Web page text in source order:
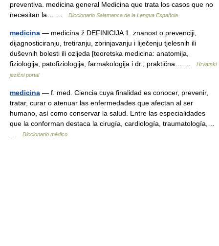
preventiva. medicina general Medicina que trata los casos que no
necesitan la… …
Diccionario Salamanca de la Lengua Española
medicina — medicína ž DEFINICIJA 1. znanost o prevenciji,
dijagnosticiranju, tretiranju, zbrinjavanju i liječenju tjelesnih ili
duševnih bolesti ili ozljeda [teoretska medicina: anatomija,
fiziologija, patofiziologija, farmakologija i dr.; praktična… …
Hrvatski
jezični portal
medicina — f. med. Ciencia cuya finalidad es conocer, prevenir,
tratar, curar o atenuar las enfermedades que afectan al ser
humano, así como conservar la salud. Entre las especialidades
que la conforman destaca la cirugía, cardiología, traumatología,…
Diccionario médico